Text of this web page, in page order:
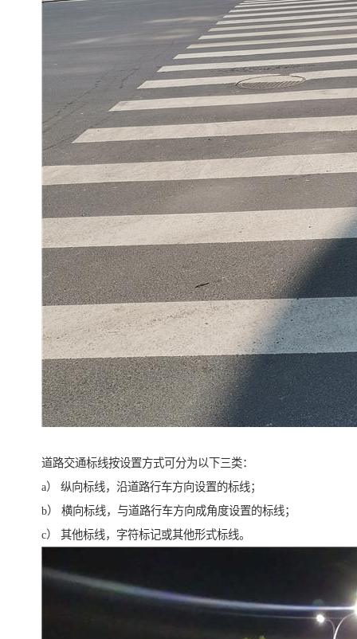
道路交通标线按设置方式可分为以下三类：
a） 纵向标线，沿道路行车方向设置的标线；
b） 横向标线，与道路行车方向成角度设置的标线；
c） 其他标线，字符标记或其他形式标线。